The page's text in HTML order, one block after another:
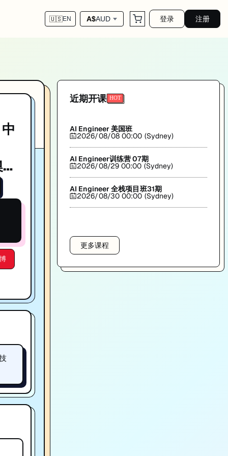
🇺🇸EN A$AUD 登录 注册
近期开课
AI Engineer 美国班
2026/08/08 00:00 (Sydney)
AI Engineer训练营 07期
2026/08/29 00:00 (Sydney)
AI Engineer 全栈项目班31期
2026/08/30 00:00 (Sydney)
更多课程